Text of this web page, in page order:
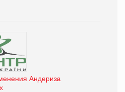
Андериза